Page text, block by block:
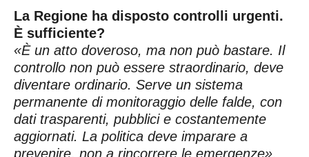
La Regione ha disposto controlli urgenti.
È sufficiente?
«È un atto doveroso, ma non può bastare. Il
controllo non può essere straordinario, deve
diventare ordinario. Serve un sistema
permanente di monitoraggio delle falde, con
dati trasparenti, pubblici e costantemente
aggiornati. La politica deve imparare a
prevenire, non a rincorrere le emergenze».